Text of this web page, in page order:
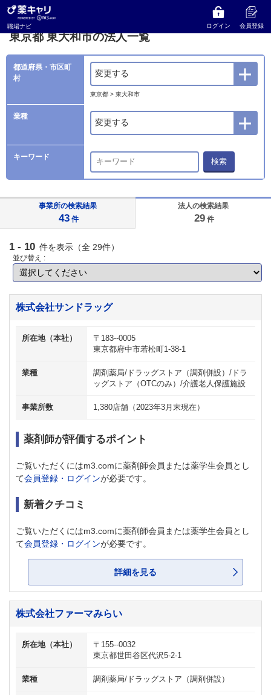
職場ナビ ログイン 会員登録
薬キャリ 職場ナビ 東大和市の法人一覧
東京都 東大和市の法人一覧
都道府県・市区町
村
変更する
東京都 > 東大和市
業種
変更する
キーワード 検索
事業所の検索結果
43 件
法人の検索結果
29 件
1 - 10 件を表示（全 29件）
並び替え :
株式会社サンドラッグ
所在地（本社）
〒183--0005
東京都府中市若松町1-38-1
業種
調剤薬局/ドラッグストア（調剤併設）/ドラ
ッグストア（OTCのみ）/介護老人保護施設
事業所数 1,380店舗（2023年3月末現在）
薬剤師が評価するポイント
ご覧いただくにはm3.comに薬剤師会員または薬学生会員とし
て会員登録・ログインが必要です。
新着クチコミ
ご覧いただくにはm3.comに薬剤師会員または薬学生会員とし
て会員登録・ログインが必要です。
詳細を見る
株式会社ファーマみらい
所在地（本社）
〒155--0032
東京都世田谷区代沢5-2-1
業種 調剤薬局/ドラッグストア（調剤併設）